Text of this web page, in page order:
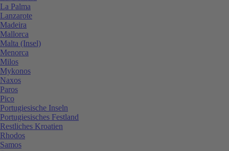
La Palma
Lanzarote
Madeira
Mallorca
Malta (Insel)
Menorca
Milos
Mykonos
Naxos
Paros
Pico
Portugiesische Inseln
Portugiesisches Festland
Restliches Kroatien
Rhodos
Samos